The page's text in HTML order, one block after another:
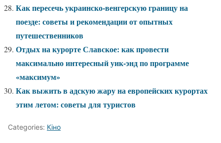
Как пересечь украинско-венгерскую границу на
поезде: советы и рекомендации от опытных
путешественников
Отдых на курорте Славское: как провести
максимально интересный уик-энд по программе
«максимум»
Как выжить в адскую жару на европейских курортах
этим летом: советы для туристов
Categories: Кіно